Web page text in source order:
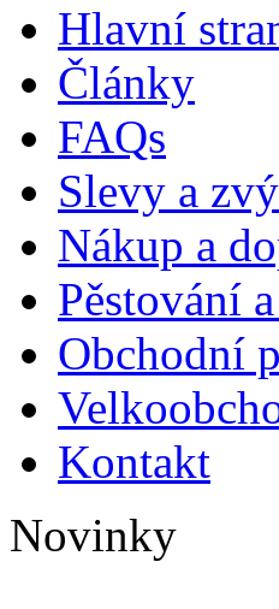
Hlavní
Články
FAQs
Slevy a
Nákup a
Pěstování
Obchodní
Kontakt
Novinky